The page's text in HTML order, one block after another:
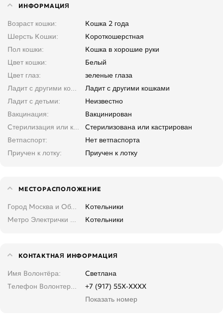
ИНФОРМАЦИЯ
Возраст кошки
Кошка 2 года
Шерсть Кошки
Короткошерстная
Пол кошки
Кошка в хорошие руки
Цвет кошки
Белый
Цвет глаз
зеленые глаза
Ладит с другими кошками
Ладит с другими кошками
Ладит с детьми
Неизвестно
Вакцинация
Вакцинирован
Стерилизация или кастрация
Стерилизована или кастрирован
Ветпаспорт
Нет ветпаспорта
Приучен к лотку
Приучен к лотку
МЕСТОРАСПОЛОЖЕНИЕ
Город Москва и Область
Котельники
Метро Электрички Москва и область
Котельники
КОНТАКТНАЯ ИНФОРМАЦИЯ
Имя Волонтёра
Светлана
Телефон Волонтера. Введите, не копируйте
+7 (917) 55X-XXXX
Показать номер